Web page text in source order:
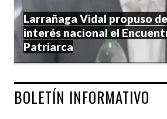
Larrañaga Vidal propuso
interés nacional el
Patriarca
BOLETÍN INFORMATIVO